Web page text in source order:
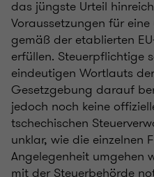
das jüngste Urteil
Voraussetzungen für
gemäß der etablierten
erfüllen. Steuerpflichtige
eindeutigen Wortlauts
Gesetzgebung darauf
jedoch noch keine
tschechischen
unklar, wie die einzelnen
Angelegenheit umgehen
mit der Steuerbehörde